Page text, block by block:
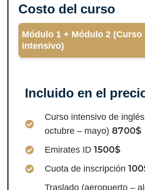
Costo del curso
Módulo 1 + Módulo 2 (Curso
intensivo)
Incluido en el
Curso intensivo de
octubre – mayo) 8700$
Emirates ID 1500$
Cuota de inscripción
Traslado (aeropuerto –